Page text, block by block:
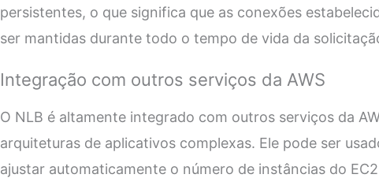
persistentes, o que significa que as conexões
ser mantidas durante todo o tempo de vida da
Integração com outros serviços da AWS
O NLB é altamente integrado com outros serviços da
arquiteturas de aplicativos complexas. Ele pode ser
ajustar automaticamente o número de instâncias do